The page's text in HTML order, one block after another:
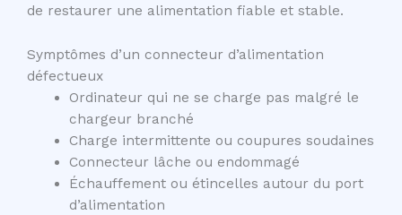
de restaurer une alimentation fiable et stable.
Symptômes d’un connecteur d’alimentation
défectueux
Ordinateur qui ne se charge pas malgré le
chargeur branché
Charge intermittente ou coupures soudaines
Connecteur lâche ou endommagé
Échauffement ou étincelles autour du port
d’alimentation